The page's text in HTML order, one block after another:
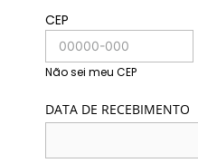
CEP
Não sei meu CEP
DATA DE RECEBIMENTO